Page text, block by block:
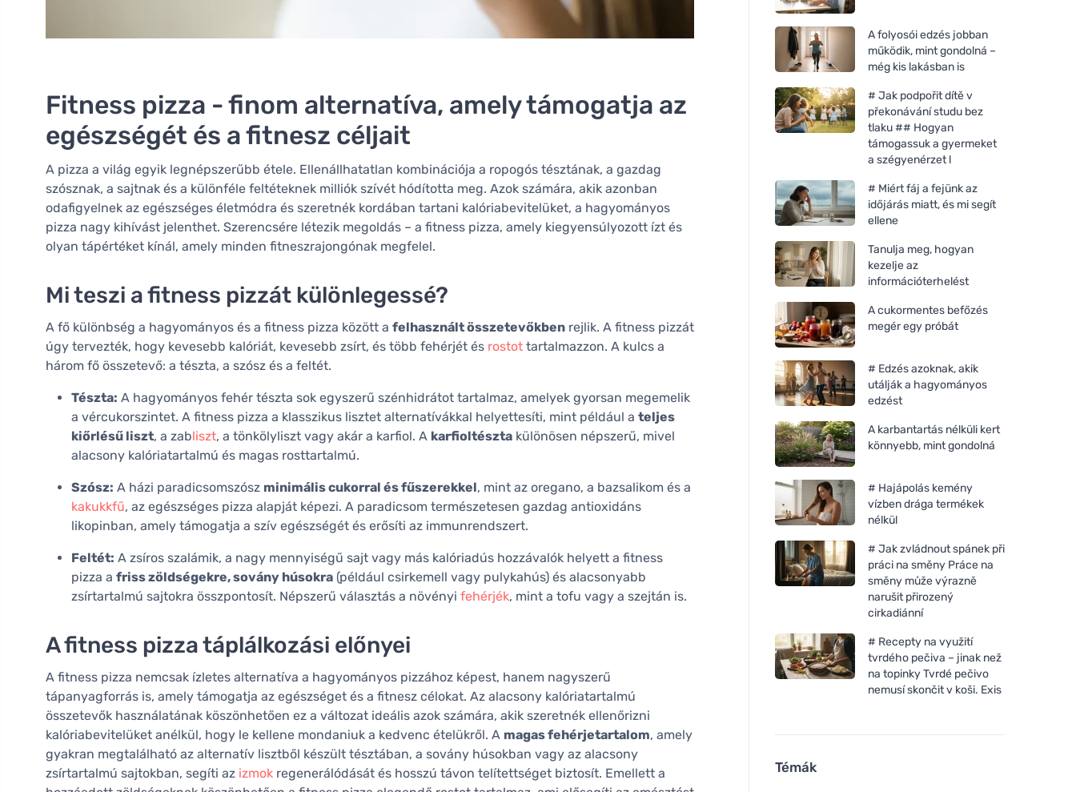
Fitness pizza - finom alternatíva, amely támogatja az
egészségét és a fitnesz céljait
A pizza a világ egyik legnépszerűbb étele. Ellenállhatatlan kombinációja a ropogós tésztának, a gazdag
szósznak, a sajtnak és a különféle feltéteknek milliók szívét hódította meg. Azok számára, akik azonban
odafigyelnek az egészséges életmódra és szeretnék kordában tartani kalóriabevitelüket, a hagyományos
pizza nagy kihívást jelenthet. Szerencsére létezik megoldás – a fitness pizza, amely kiegyensúlyozott ízt és
olyan tápértéket kínál, amely minden fitneszrajongónak megfelel.
Mi teszi a fitness pizzát különlegessé?
A fő különbség a hagyományos és a fitness pizza között a felhasznált összetevőkben rejlik. A fitness pizzát
úgy tervezték, hogy kevesebb kalóriát, kevesebb zsírt, és több fehérjét és rostot tartalmazzon. A kulcs a
három fő összetevő: a tészta, a szósz és a feltét.
Tészta: A hagyományos fehér tészta sok egyszerű szénhidrátot tartalmaz, amelyek gyorsan megemelik
a vércukorszintet. A fitness pizza a klasszikus lisztet alternatívákkal helyettesíti, mint például a teljes
kiőrlésű liszt, a zabliszt, a tönkölyliszt vagy akár a karfiol. A karfioltészta különösen népszerű, mivel
alacsony kalóriatartalmú és magas rosttartalmú.
Szósz: A házi paradicsomszósz minimális cukorral és fűszerekkel, mint az oregano, a bazsalikom és a
kakukkfű, az egészséges pizza alapját képezi. A paradicsom természetesen gazdag antioxidáns
likopinban, amely támogatja a szív egészségét és erősíti az immunrendszert.
Feltét: A zsíros szalámik, a nagy mennyiségű sajt vagy más kalóriadús hozzávalók helyett a fitness
pizza a friss zöldségekre, sovány húsokra (például csirkemell vagy pulykahús) és alacsonyabb
zsírtartalmú sajtokra összpontosít. Népszerű választás a növényi fehérjék, mint a tofu vagy a szejtán is.
A fitness pizza táplálkozási előnyei
A fitness pizza nemcsak ízletes alternatíva a hagyományos pizzához képest, hanem nagyszerű
tápanyagforrás is, amely támogatja az egészséget és a fitnesz célokat. Az alacsony kalóriatartalmú
összetevők használatának köszönhetően ez a változat ideális azok számára, akik szeretnék ellenőrizni
kalóriabevitelüket anélkül, hogy le kellene mondaniuk a kedvenc ételükről. A magas fehérjetartalom, amely
gyakran megtalálható az alternatív lisztből készült tésztában, a sovány húsokban vagy az alacsony
zsírtartalmú sajtokban, segíti az izmok regenerálódását és hosszú távon telítettséget biztosít. Emellett a
A folyosói edzés jobban
működik, mint gondolná –
még kis lakásban is
# Jak podpořit dítě v
překonávání studu bez
tlaku ## Hogyan
támogassuk a gyermeket
a szégyenérzet l
# Miért fáj a fejünk az
időjárás miatt, és mi segít
ellene
Tanulja meg, hogyan
kezelje az
információterhelést
A cukormentes befőzés
megér egy próbát
# Edzés azoknak, akik
utálják a hagyományos
edzést
A karbantartás nélküli kert
könnyebb, mint gondolná
# Hajápolás kemény
vízben drága termékek
nélkül
# Jak zvládnout spánek při
práci na směny Práce na
směny může výrazně
narušit přirozený
cirkadiánní
# Recepty na využití
tvrdého pečiva – jinak než
na topinky Tvrdé pečivo
nemusí skončit v koši. Exis
Témák